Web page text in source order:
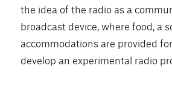
the idea of the radio as a
broadcast device, where food, a
accommodations are provided
develop an experimental radio